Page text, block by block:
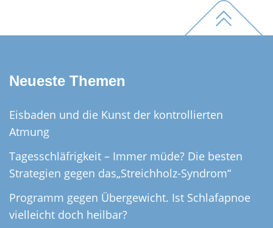
Neueste Themen
Eisbaden und die Kunst der kontrollierten
Atmung
Tagesschläfrigkeit – Immer müde? Die besten
Strategien gegen das„Streichholz-Syndrom“
Programm gegen Übergewicht. Ist Schlafapnoe
vielleicht doch heilbar?